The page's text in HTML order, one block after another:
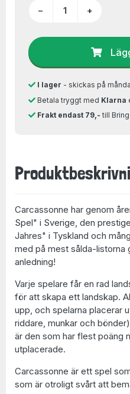
− +
I lager - skickas på
Betala tryggt med Klarna
Frakt endast 79,- till
Carcassonne har genom
Spel" i Sverige, den
Jahres" i Tyskland och
med på mest sålda-listorna
anledning!
Varje spelare får en rad
för att skapa ett landskap.
upp, och spelarna placerar
riddare, munkar och
är den som har flest poäng
utplacerade.
Carcassonne är ett spel
som är otroligt svårt att